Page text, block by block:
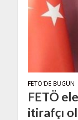
FETÖ'DE BUGÜN
FETÖ
itirafçı